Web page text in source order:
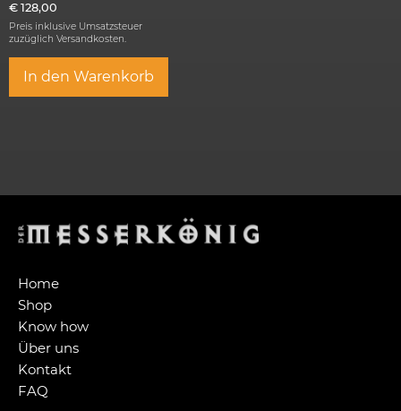
€ 128,00
Preis inklusive Umsatzsteuer
zuzüglich Versandkosten.
In den Warenkorb
Home
Shop
Know how
Über uns
Kontakt
FAQ